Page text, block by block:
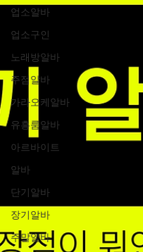
업소알바
업소구인
노래방알바
주점알바
가라오케알바
유흥룸알바
아르바이트
알바
단기알바
장기알바
주말알바